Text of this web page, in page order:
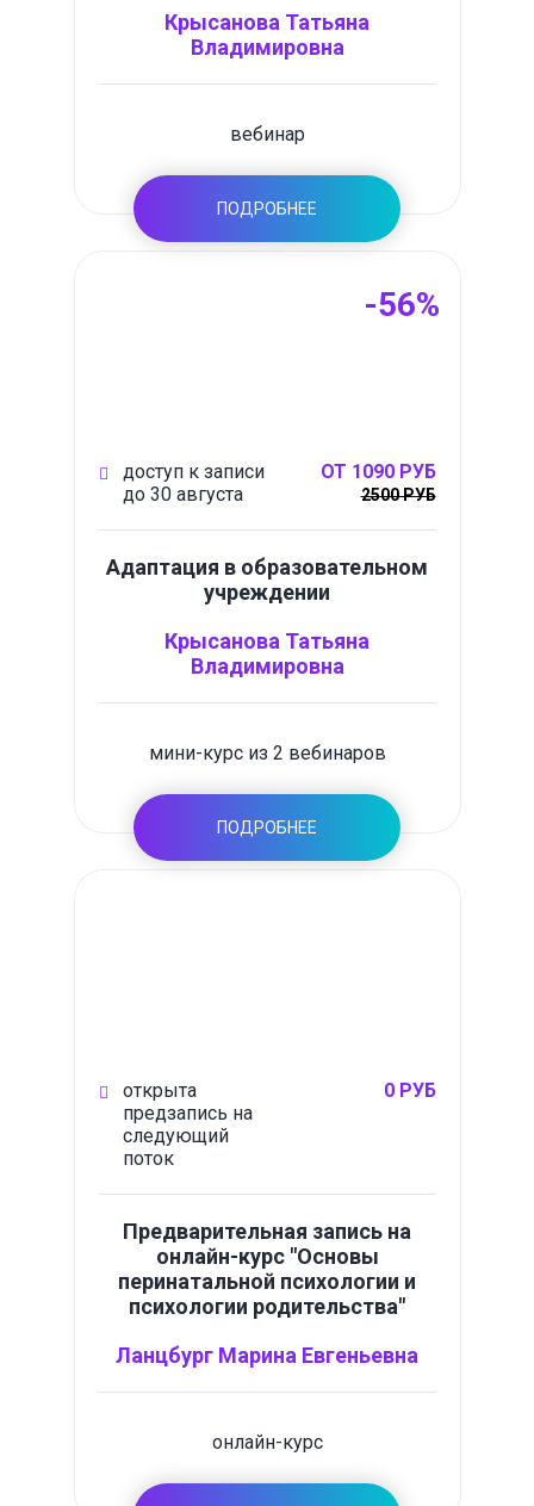
Крысанова Татьяна
Владимировна
вебинар
ПОДРОБНЕЕ
доступ к записи
до 30 августа
ОТ 1090 РУБ
2500 РУБ
-56%
Адаптация в образовательном
учреждении
Крысанова Татьяна
Владимировна
мини-курс из 2 вебинаров
ПОДРОБНЕЕ
открыта
предзапись на
следующий
поток
0 РУБ
Предварительная запись на
онлайн-курс "Основы
перинатальной психологии и
психологии родительства"
Ланцбург Марина Евгеньевна
онлайн-курс